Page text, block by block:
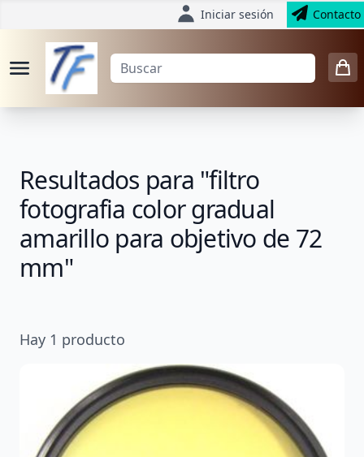
Iniciar sesión Contacto
Resultados para "filtro
fotografia color gradual
amarillo para objetivo de 72
mm"
Hay 1 producto